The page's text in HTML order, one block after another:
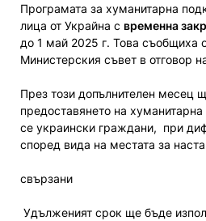
Програмата за хуманитарна
лица от Украйна с временна
до 1 май 2025 г. Това съобщиха
Министерския съвет в отговор
През този допълнителен месец
предоставянето на
се украински граждани, при
според вида на местата за
свързани
Удълженият срок ще бъде